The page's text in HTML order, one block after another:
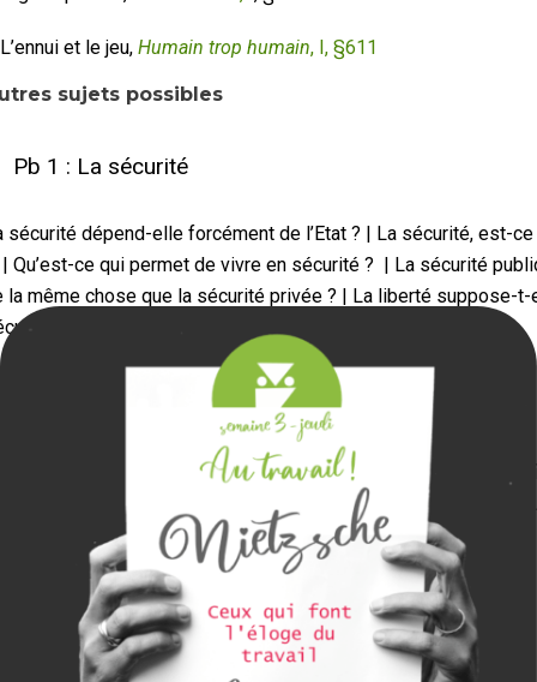
et le jeu, Humain trop humain, I, §611
sujets possibles
Pb 1 : La sécurité
sécurité dépend-elle forcément de l’Etat ? | La sécurité, est-ce
Qu’est-ce qui permet de vivre en sécurité ? | La sécurité
la même chose que la sécurité privée ? | La liberté suppose-t-
? | Qu’est-ce qui nous met en insécurité ?
Pb 2 : L’individualisme
ce qui fait la valeur d’un individu ? | Est-il légitime de
au nom de l’intérêt général ? | Qu’est-ce qui nous
société se construit-elle forcément contre les individus ?
Tous nos conseils pour animer un atelier philo